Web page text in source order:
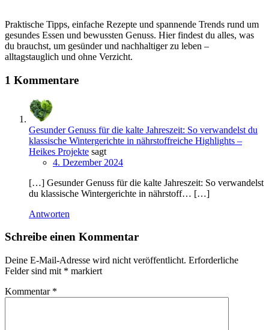
Praktische Tipps, einfache Rezepte und spannende Trends rund um
gesundes Essen und bewussten Genuss. Hier findest du alles, was
du brauchst, um gesünder und nachhaltiger zu leben –
alltagstauglich und ohne Verzicht.
1 Kommentare
Gesunder Genuss für die kalte Jahreszeit: So verwandelst du
klassische Wintergerichte in nährstoffreiche Highlights –
Heikes Projekte sagt
4. Dezember 2024
[…] Gesunder Genuss für die kalte Jahreszeit: So verwandelst
du klassische Wintergerichte in nährstoff… […]
Antworten
Schreibe einen Kommentar
Deine E-Mail-Adresse wird nicht veröffentlicht. Erforderliche
Felder sind mit * markiert
Kommentar *